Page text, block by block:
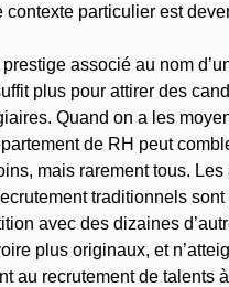
contexte particulier est
associé au nom
plus pour attirer des
Quand on a les
de RH peut
mais rarement tous. Les
traditionnels
avec des dizaines
plus originaux, et
au recrutement de talents à